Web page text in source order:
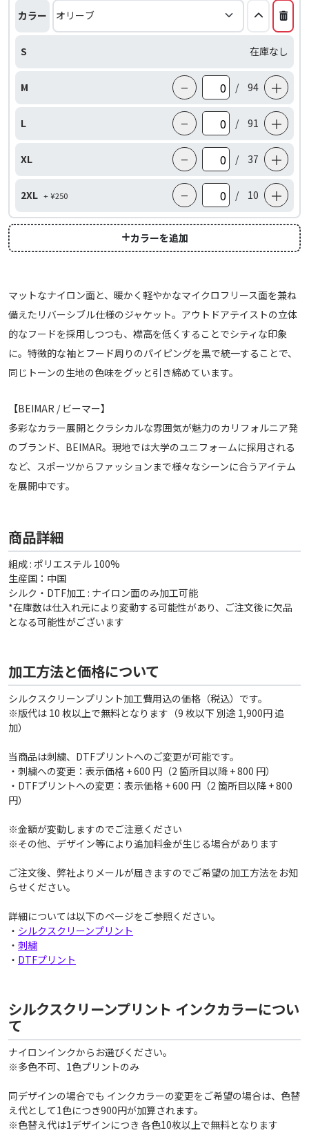
カラー
S 在庫なし
M − / 94 ＋
L − / 91 ＋
XL − / 37 ＋
2XL + ¥250 − / 10 ＋
カラーを追加
マットなナイロン面と、暖かく軽やかなマイクロフリース面を兼ね
備えたリバーシブル仕様のジャケット。アウトドアテイストの立体
的なフードを採用しつつも、襟高を低くすることでシティな印象
に。特徴的な袖とフード周りのパイピングを黒で統一することで、
同じトーンの生地の色味をグッと引き締めています。
【BEIMAR / ビーマー】
多彩なカラー展開とクラシカルな雰囲気が魅力のカリフォルニア発
のブランド、BEIMAR。現地では大学のユニフォームに採用される
など、スポーツからファッションまで様々なシーンに合うアイテム
を展開中です。
商品詳細
組成 : ポリエステル 100%
生産国：中国
シルク・DTF加工 : ナイロン面のみ加工可能
*在庫数は仕入れ元により変動する可能性があり、ご注文後に欠品
となる可能性がございます
加工方法と価格について
シルクスクリーンプリント加工費用込の価格（税込）です。
※版代は 10 枚以上で無料となります（9 枚以下 別途 1,900円 追
加）
当商品は刺繍、DTFプリントへのご変更が可能です。
・刺繍への変更：表示価格 + 600 円（2 箇所目以降 + 800 円）
・DTFプリントへの変更：表示価格 + 600 円（2 箇所目以降 + 800
円）
※金額が変動しますのでご注意ください
※その他、デザイン等により追加料金が生じる場合があります
ご注文後、弊社よりメールが届きますのでご希望の加工方法をお知
らせください。
詳細については以下のページをご参照ください。
・ シルクスクリーンプリント
・ 刺繍
・ DTFプリント
シルクスクリーンプリント インクカラーについ
て
ナイロンインクからお選びください。
※多色不可、1色プリントのみ
同デザインの場合でも インクカラーの変更をご希望の場合は、色替
え代として1色につき900円が加算されます。
※色替え代は1デザインにつき 各色10枚以上で無料となります